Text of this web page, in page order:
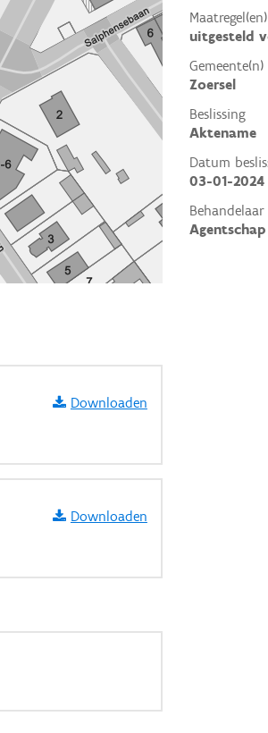
Maatregel(en)
uitgesteld
Gemeente(n)
Zoersel
Beslissing
Aktename
Datum
03-01-2024
Behandelaar
Downloaden
Downloaden